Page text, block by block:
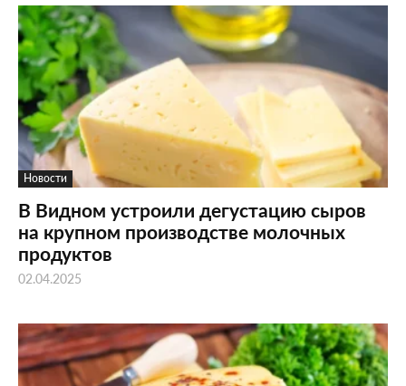
Новости
В Видном устроили дегустацию сыров
на крупном производстве молочных
продуктов
02.04.2025